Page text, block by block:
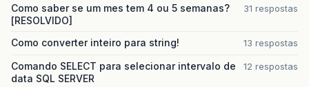
Como saber se um mes tem 4 ou 5 semanas?
[RESOLVIDO]
31 respostas
Como converter inteiro para string! 13 respostas
Comando SELECT para selecionar intervalo de
data SQL SERVER
12 respostas